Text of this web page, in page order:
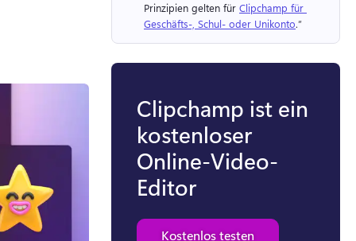
Prinzipien gelten für Clipchamp für
Geschäfts-, Schul- oder Unikonto.“
Clipchamp ist ein
kostenloser
Online-Video-
Editor
Kostenlos testen